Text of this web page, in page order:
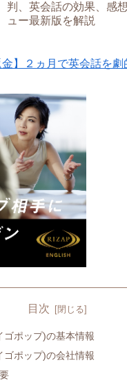
判、英会話の効果、感
ュー最新版を解説
金】２ヵ月で英会話を劇
目次
ゴポップ)の基本情報
ゴポップ)の会社情報